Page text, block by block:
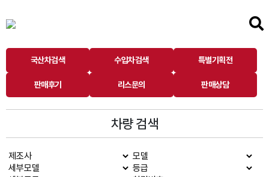
국산차검색 수입차검색 특별기획전
판매후기 리스문의 판매상담
차량 검색